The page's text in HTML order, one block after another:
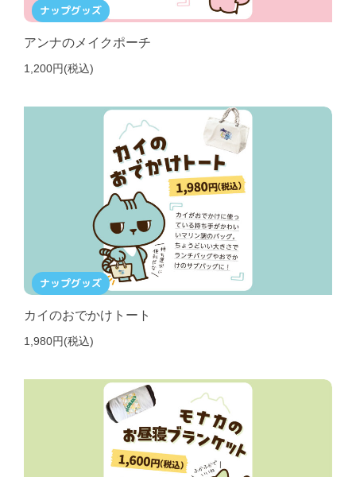
ナップグッズ
アンナのメイクポーチ
1,200円(税込)
ナップグッズ
カイのおでかけトート
1,980円(税込)